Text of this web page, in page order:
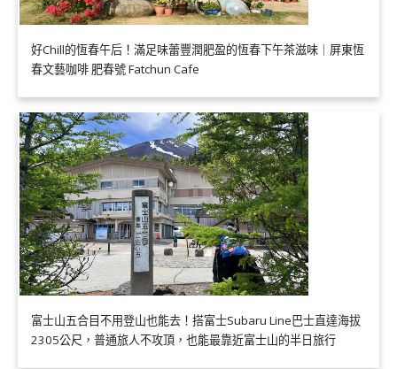
好Chill的恆春午后！滿足味蕾豐潤肥盈的恆春下午茶滋味｜屏東恆
春文藝咖啡 肥春號 Fatchun Cafe
富士山五合目不用登山也能去！搭富士Subaru Line巴士直達海拔
2305公尺，普通旅人不攻頂，也能最靠近富士山的半日旅行